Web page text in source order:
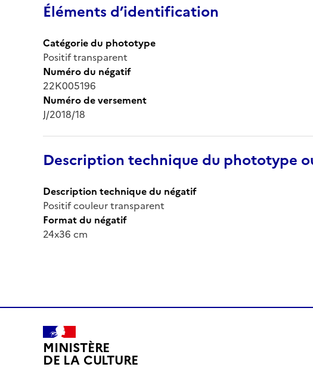
Éléments d’identification
Catégorie du phototype
Positif transparent
Numéro du négatif
22K005196
Numéro de versement
J/2018/18
Description technique du phototype
Description technique du négatif
Positif couleur transparent
Format du négatif
24x36 cm
MINISTÈRE
DE LA CULTURE